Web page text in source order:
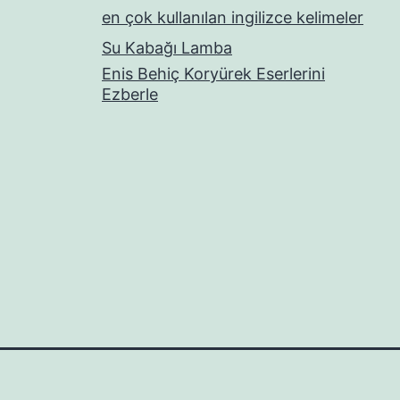
en çok kullanılan ingilizce kelimeler
Su Kabağı Lamba
Enis Behiç Koryürek Eserlerini
Ezberle